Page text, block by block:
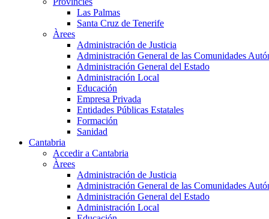
Las Palmas
Santa Cruz de Tenerife
Àrees
Administración de Justicia
Administración General de las Comunidades
Administración General del Estado
Administración Local
Educación
Empresa Privada
Entidades Públicas Estatales
Formación
Sanidad
Cantabria
Accedir a Cantabria
Àrees
Administración de Justicia
Administración General de las Comunidades
Administración General del Estado
Administración Local